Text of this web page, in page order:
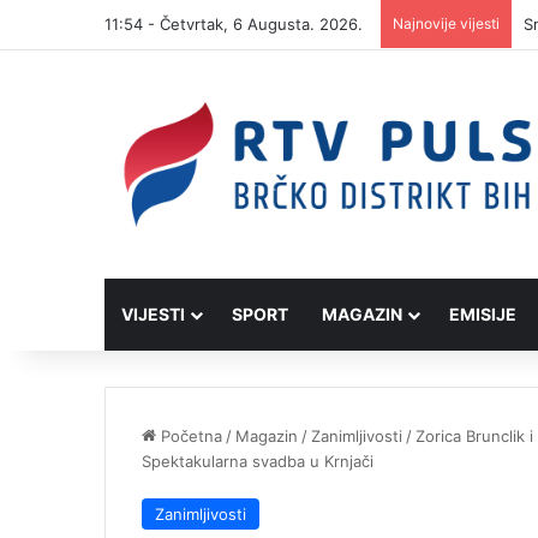
11:54 - Četvrtak, 6 Augusta. 2026. Najnovije vijesti
VIJESTI SPORT MAGAZIN EMISIJE
Početna / Magazin / Zanimljivosti / Zorica Brunclik
Spektakularna svadba u Krnjači
Zanimljivosti